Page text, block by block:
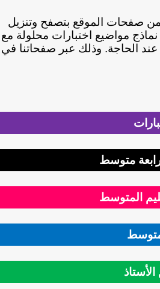
من صفحات الموقع بتصفح وتنزيل
مواضيع اختبارات محلولة مع
عند الحاجة. وذلك عبر صفحاتنا في
متوسط
المتوسط
متوسط